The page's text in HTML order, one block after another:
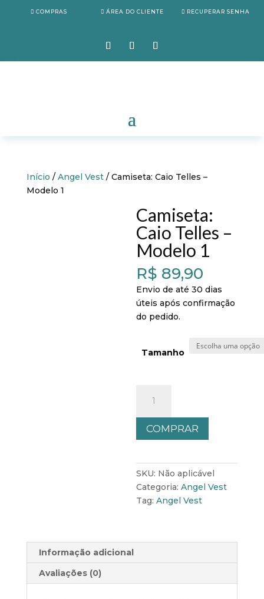
COMPRAS ÁREA DO CLIENTE RECUPERAR SENHA
Início / Angel Vest/ Camiseta: Caio Telles –
Modelo 1
Camiseta:
Caio Telles –
Modelo 1
R$ 89,90
Envio de até 30 dias
úteis após confirmação
do pedido.
Tamanho
Caio
Telles
quantidade
COMPRAR
SKU: Não aplicável
Categoria:Angel Vest
Tag:Angel Vest
Informação adicional
Avaliações (0)